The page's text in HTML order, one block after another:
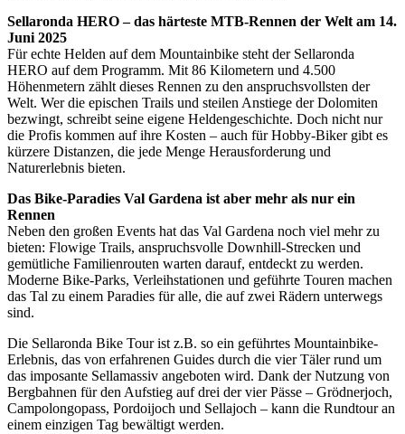
Sellaronda HERO – das härteste MTB-Rennen der Welt am 14.
Juni 2025
Für echte Helden auf dem Mountainbike steht der Sellaronda
HERO auf dem Programm. Mit 86 Kilometern und 4.500
Höhenmetern zählt dieses Rennen zu den anspruchsvollsten der
Welt. Wer die epischen Trails und steilen Anstiege der Dolomiten
bezwingt, schreibt seine eigene Heldengeschichte. Doch nicht nur
die Profis kommen auf ihre Kosten – auch für Hobby-Biker gibt es
kürzere Distanzen, die jede Menge Herausforderung und
Naturerlebnis bieten.
Das Bike-Paradies Val Gardena ist aber mehr als nur ein
Rennen
Neben den großen Events hat das Val Gardena noch viel mehr zu
bieten: Flowige Trails, anspruchsvolle Downhill-Strecken und
gemütliche Familienrouten warten darauf, entdeckt zu werden.
Moderne Bike-Parks, Verleihstationen und geführte Touren machen
das Tal zu einem Paradies für alle, die auf zwei Rädern unterwegs
sind.
Die Sellaronda Bike Tour ist z.B. so ein geführtes Mountainbike-
Erlebnis, das von erfahrenen Guides durch die vier Täler rund um
das imposante Sellamassiv angeboten wird. Dank der Nutzung von
Bergbahnen für den Aufstieg auf drei der vier Pässe – Grödnerjoch,
Campolongopass, Pordoijoch und Sellajoch – kann die Rundtour an
einem einzigen Tag bewältigt werden.